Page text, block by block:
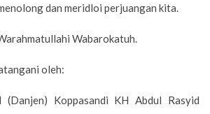
dan meridloi perjuangan kita.
Wabarokatuh.
oleh:
(Danjen) Koppasandi KH Abdul Rasyid